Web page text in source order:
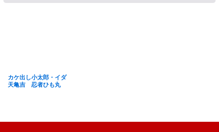
カケ出し小太郎・イダ
天亀吉 忍者ひも丸